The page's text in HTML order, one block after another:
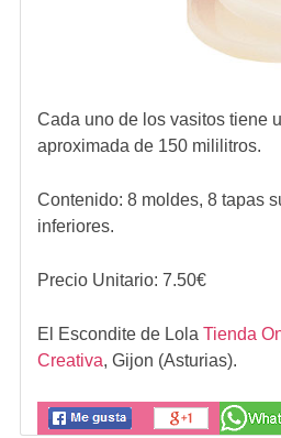
Cada uno de los vasitos tiene
aproximada de 150 mililitros.
Contenido: 8 moldes, 8 tapas
inferiores.
Precio Unitario: 7.50€
El Escondite de Lola Tienda
Creativa, Gijon (Asturias).